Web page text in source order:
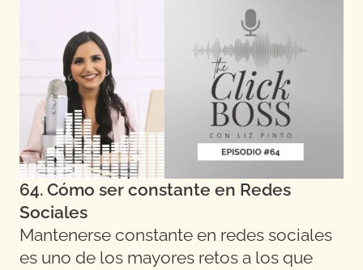
64. Cómo ser constante en Redes
Sociales
Mantenerse constante en redes sociales
es uno de los mayores retos a los que